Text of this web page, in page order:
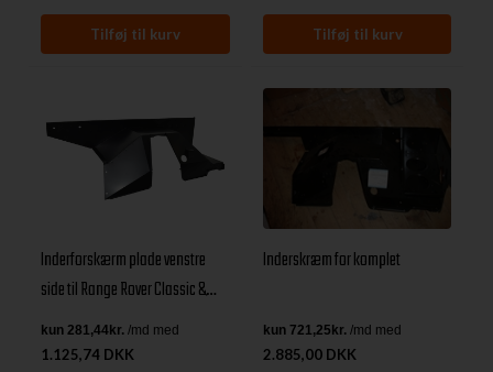
Inderforskærm plade venstre
side til Range Rover Classic &
Land Rover Discovery I
1.125,74 DKK
Inderskræm for komplet
2.885,00 DKK